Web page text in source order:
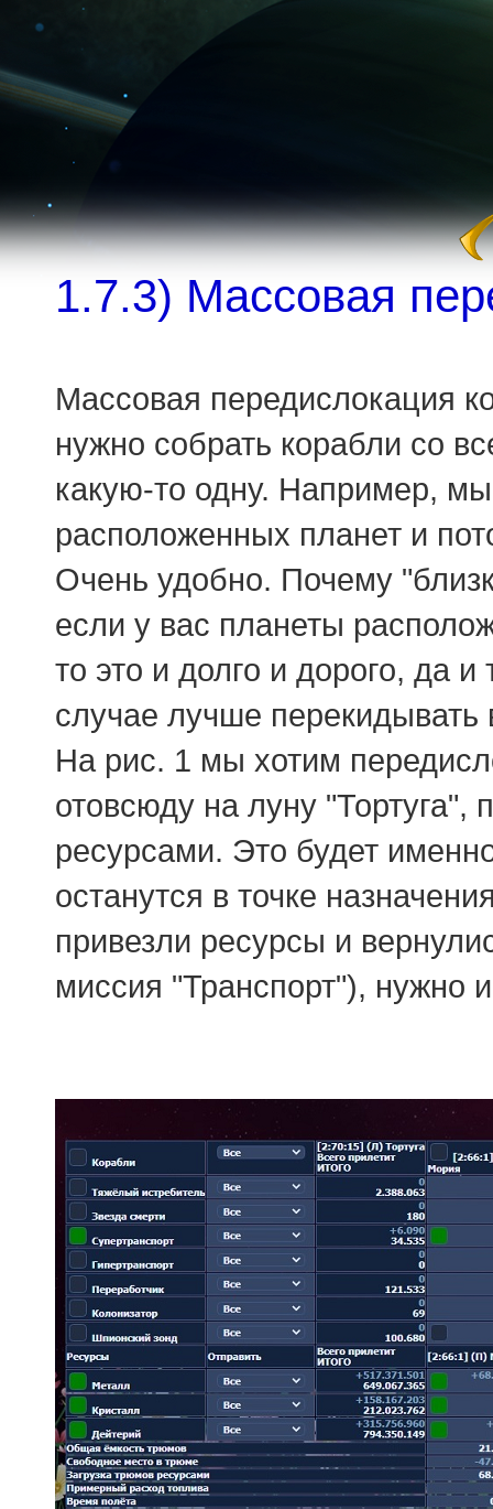
1.7.3) Массовая
Массовая передислокация
нужно собрать корабли со
какую-то одну. Например,
расположенных планет и
Очень удобно. Почему
если у вас планеты
то это и долго и дорого, да
случае лучше перекидывать
На рис. 1 мы хотим
отовсюду на луну "Тортуга",
ресурсами. Это будет
останутся в точке
привезли ресурсы и
миссия "Транспорт"), нужно